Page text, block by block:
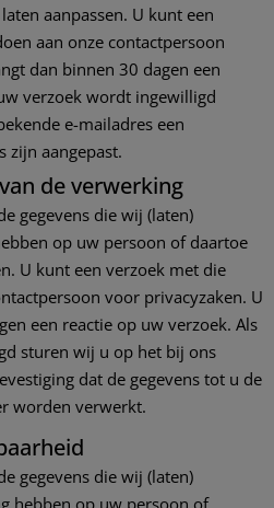
aanpassen. U kunt een
aan onze contactpersoon
dan binnen 30 dagen een
verzoek wordt ingewilligd
e-mailadres een
zijn aangepast.
de verwerking
gegevens die wij (laten)
op uw persoon of daartoe
U kunt een verzoek met die
voor privacyzaken. U
een reactie op uw verzoek. Als
sturen wij u op het bij ons
dat de gegevens tot u de
worden verwerkt.
gegevens die wij (laten)